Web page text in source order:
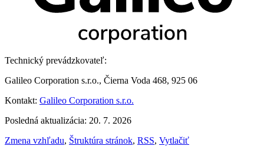
Technický prevádzkovateľ:
Galileo Corporation s.r.o., Čierna Voda 468, 925 06
Kontakt: Galileo Corporation s.r.o.
Posledná aktualizácia: 20. 7. 2026
Zmena vzhľadu, Štruktúra stránok, RSS, Vytlačiť